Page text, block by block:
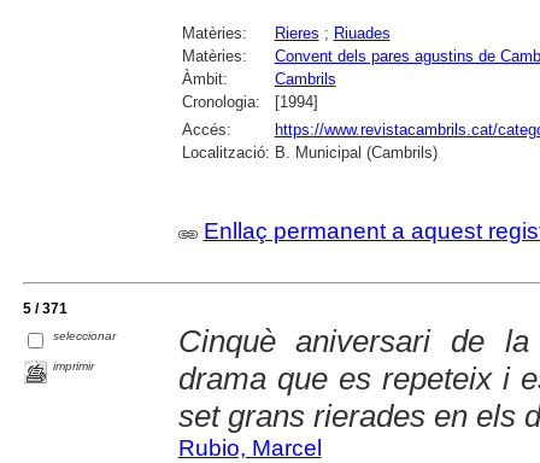
Matèries: Rieres ; Riuades
Matèries:
Convent dels pares agustins de
Àmbit:
Cambrils
Cronologia:
[1994]
Accés:
https://www.revistacambrils.cat/
Localització: B. Municipal (Cambrils)
Enllaç permanent a aquest
5 / 371
seleccionar
imprimir
Cinquè aniversari de
drama que es repeteix i
set grans rierades en els
Rubio, Marcel